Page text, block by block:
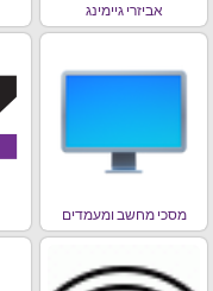
אביזרי גיימינג
מסכי מחשב ומעמדים